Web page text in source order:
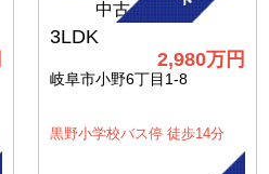
3LDK
2,980万円
岐阜市小野6丁目1-8
黒野小学校バス停 徒歩14分